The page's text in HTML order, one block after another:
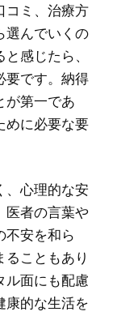
コミ、治療方
選んでいくの
感じたら、
要です。納得
が第一であ
めに必要な要
、心理的な安
医者の言葉や
不安を和ら
こともあり
ル面にも配慮
康的な生活を